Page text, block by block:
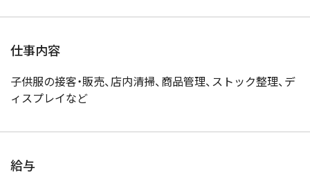
仕事内容
子供服の接客・販売、店内清掃、商品管理、ストック整理、デ
ィスプレイなど
給与